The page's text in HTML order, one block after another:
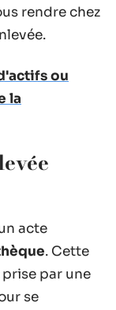
rendre chez
ou
la
acte
. Cette
par une
se